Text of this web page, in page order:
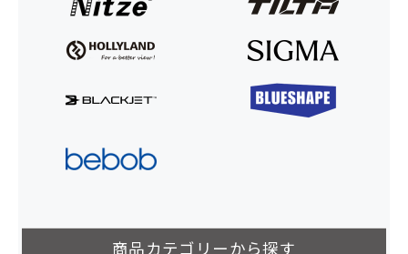
商品カテゴリーから探す